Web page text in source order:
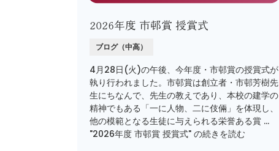
2026年度 市邨賞 授賞式
ブログ（中高）
4月28日(火)の午後、今年度・市邨賞の授賞式が
執り行われました。市邨賞は創立者・市邨芳樹先
生にちなんで、先生の教えであり、本校の建学の
精神でもある「一に人物、二に伎倆」を体現し、
他の模範となる生徒に与えられる栄誉ある賞 …
"2026年度 市邨賞 授賞式" の続きを読む